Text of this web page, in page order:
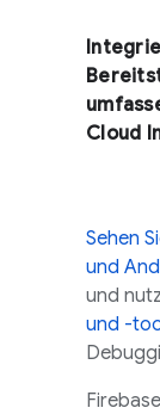
Cloud
Sehen
und
und
und -